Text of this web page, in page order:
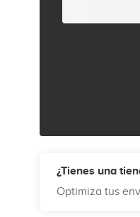
¿Tienes una
Optimiza tus